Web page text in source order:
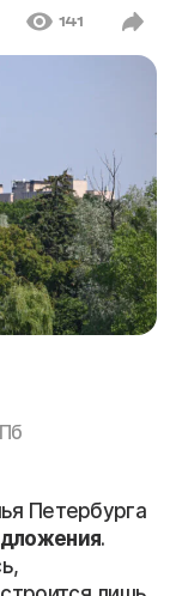
141
Петербурга
.